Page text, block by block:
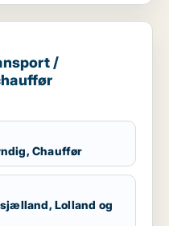
/ bygningssagkyndig /
/
Chauffør
Lolland og